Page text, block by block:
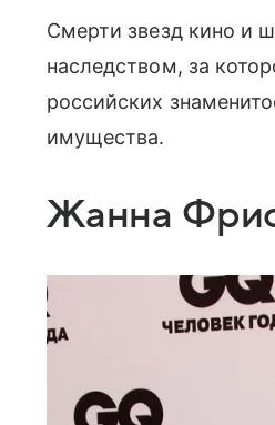
Смерти звезд кино и
наследством, за
российских
имущества.
Жанна